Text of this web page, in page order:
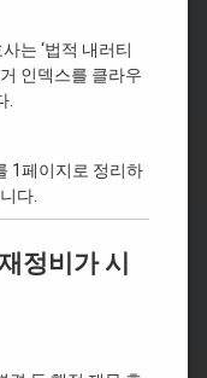
는 ‘법적 내러티
인덱스를 클라우
.
1페이지로 정리하
다.
정비가 시